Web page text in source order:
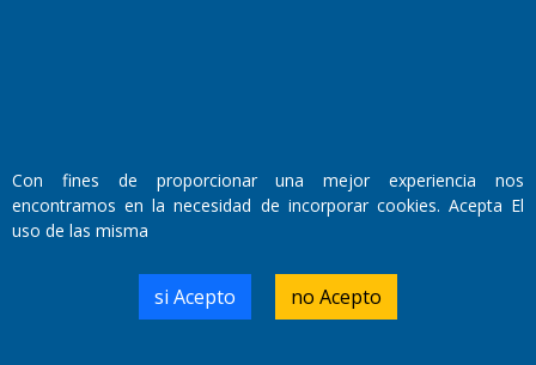
Propietario: El Diario SRL
Director Periodístico:
Walter René Goñi
Domicilio Legal: José Ingenieros 855,
Santa Rosa, La Pampa.
Con fines de proporcionar una mejor experiencia nos
encontramos en la necesidad de incorporar cookies. Acepta El
uso de las misma
si Acepto no Acepto